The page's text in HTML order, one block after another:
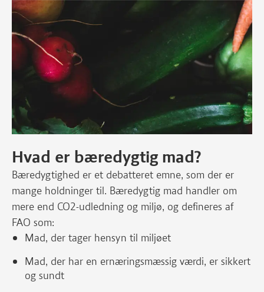
Hvad er bæredygtig mad?
Bæredygtighed er et debatteret emne, som der er
mange holdninger til. Bæredygtig mad handler om
mere end CO2-udledning og miljø, og defineres af
FAO som:
Mad, der tager hensyn til miljøet
Mad, der har en ernæringsmæssig værdi, er sikkert
og sundt